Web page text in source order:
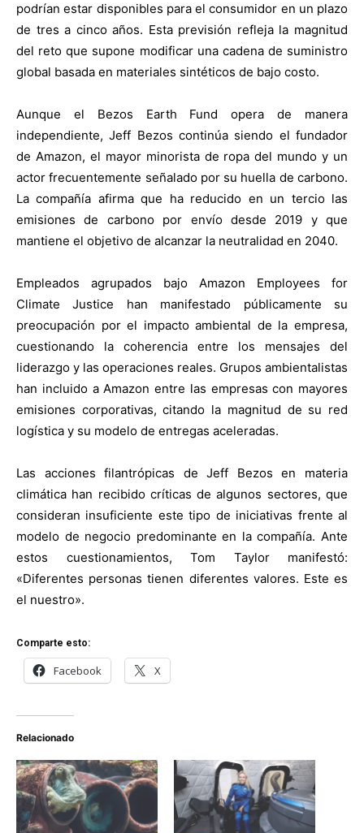
podrían estar disponibles para el consumidor en un plazo
de tres a cinco años. Esta previsión refleja la magnitud
del reto que supone modificar una cadena de suministro
global basada en materiales sintéticos de bajo costo.
Aunque el Bezos Earth Fund opera de manera
independiente, Jeff Bezos continúa siendo el fundador
de Amazon, el mayor minorista de ropa del mundo y un
actor frecuentemente señalado por su huella de carbono.
La compañía afirma que ha reducido en un tercio las
emisiones de carbono por envío desde 2019 y que
mantiene el objetivo de alcanzar la neutralidad en 2040.
Empleados agrupados bajo Amazon Employees for
Climate Justice han manifestado públicamente su
preocupación por el impacto ambiental de la empresa,
cuestionando la coherencia entre los mensajes del
liderazgo y las operaciones reales. Grupos ambientalistas
han incluido a Amazon entre las empresas con mayores
emisiones corporativas, citando la magnitud de su red
logística y su modelo de entregas aceleradas.
Las acciones filantrópicas de Jeff Bezos en materia
climática han recibido críticas de algunos sectores, que
consideran insuficiente este tipo de iniciativas frente al
modelo de negocio predominante en la compañía. Ante
estos cuestionamientos, Tom Taylor manifestó:
«Diferentes personas tienen diferentes valores. Este es
el nuestro».
Comparte esto:
Facebook X
Relacionado